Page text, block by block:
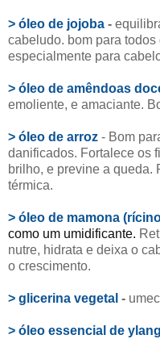
> óleo de jojoba -
cabeludo. bom para
especialmente para
> óleo de amêndoas
emoliente, e amaciante.
> óleo de arroz - Bom
danificados. Fortalece os
brilho, e previne a queda.
térmica.
> óleo de mamona
como um umidificante.
nutre, hidrata e deixa o
o crescimento.
> glicerina vegetal -
> óleo essencial de